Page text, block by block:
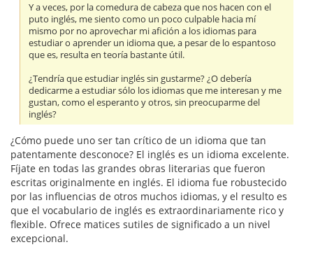
Y a veces, por la comedura de cabeza que nos hacen con el
puto inglés, me siento como un poco culpable hacia mí
mismo por no aprovechar mi afición a los idiomas para
estudiar o aprender un idioma que, a pesar de lo espantoso
que es, resulta en teoría bastante útil.
¿Tendría que estudiar inglés sin gustarme? ¿O debería
dedicarme a estudiar sólo los idiomas que me interesan y me
gustan, como el esperanto y otros, sin preocuparme del
inglés?
¿Cómo puede uno ser tan crítico de un idioma que tan
patentamente desconoce? El inglés es un idioma excelente.
Fíjate en todas las grandes obras literarias que fueron
escritas originalmente en inglés. El idioma fue robustecido
por las influencias de otros muchos idiomas, y el resulto es
que el vocabulario de inglés es extraordinariamente rico y
flexible. Ofrece matices sutiles de significado a un nivel
excepcional.